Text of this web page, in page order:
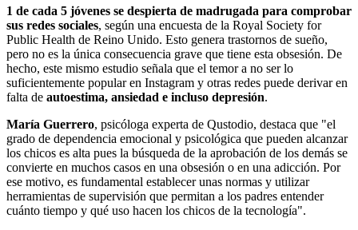
1 de cada 5 jóvenes se despierta de madrugada para comprobar
sus redes sociales, según una encuesta de la Royal Society for
Public Health de Reino Unido. Esto genera trastornos de sueño,
pero no es la única consecuencia grave que tiene esta obsesión. De
hecho, este mismo estudio señala que el temor a no ser lo
suficientemente popular en Instagram y otras redes puede derivar en
falta de autoestima, ansiedad e incluso depresión.
María Guerrero, psicóloga experta de Qustodio, destaca que "el
grado de dependencia emocional y psicológica que pueden alcanzar
los chicos es alta pues la búsqueda de la aprobación de los demás se
convierte en muchos casos en una obsesión o en una adicción. Por
ese motivo, es fundamental establecer unas normas y utilizar
herramientas de supervisión que permitan a los padres entender
cuánto tiempo y qué uso hacen los chicos de la tecnología".